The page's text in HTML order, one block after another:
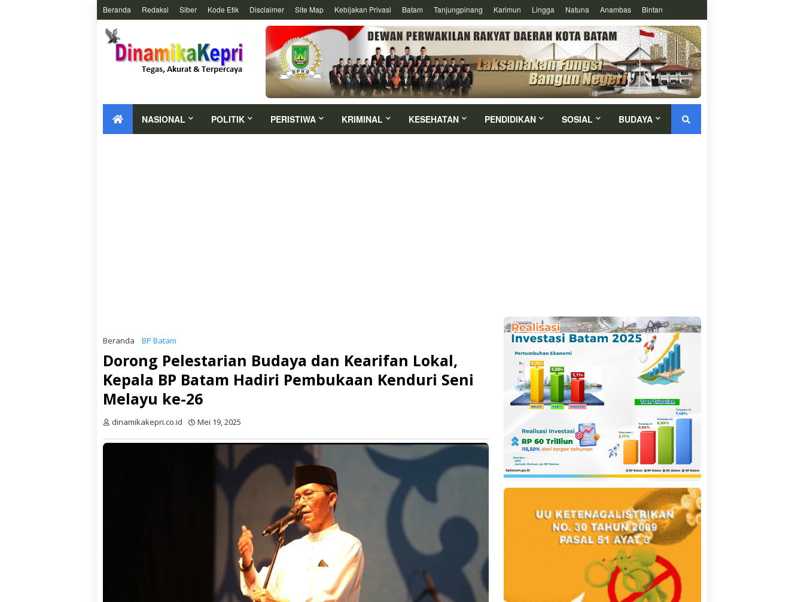
Beranda Redaksi Siber Kode Etik Disclaimer Site Map Kebijakan Privasi Batam Tanjungpinang Karimun Lingga Natuna Anambas Bintan
NASIONAL POLITIK PERISTIWA KRIMINAL KESEHATAN PENDIDIKAN SOSIAL BUDAYA
Beranda BP Batam
Dorong Pelestarian Budaya dan Kearifan Lokal,
Kepala BP Batam Hadiri Pembukaan Kenduri Seni
Melayu ke-26
dinamikakepri.co.id Mei 19, 2025